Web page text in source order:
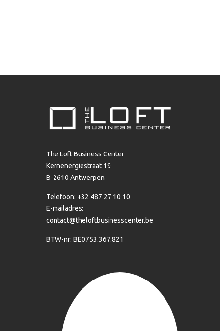
The Loft Business Center
Kernenergiestraat 19
B-2610 Antwerpen
Telefoon: +32 487 27 10 10
E-mailadres:
contact@theloftbusinesscenter.be
BTW-nr: BE0753.367.821